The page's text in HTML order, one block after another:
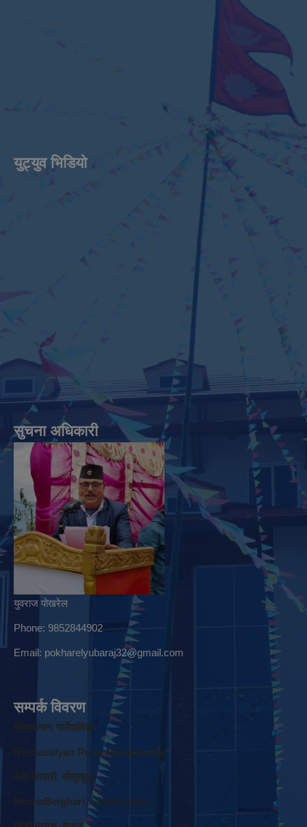
युट्युव भिडियाे
सुचना अधिकारी
युवराज पोखरेल
Phone: 9852844902
Email: pokharelyubaraj32@gmail.com
सम्पर्क विवरण
नेचासल्यान गाउँपालिका
Nechasalyan Rural Municipality
नेचा वेतघारी, साेलुखुम्बु
NechaBetghari, Solukhumbu